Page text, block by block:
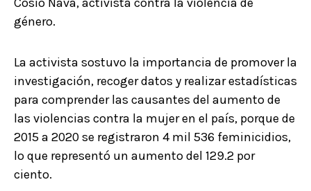
género.
La activista sostuvo la importancia de promover la
investigación, recoger datos y realizar estadísticas
para comprender las causantes del aumento de
las violencias contra la mujer en el país, porque de
2015 a 2020 se registraron 4 mil 536 feminicidios,
lo que representó un aumento del 129.2 por
ciento.